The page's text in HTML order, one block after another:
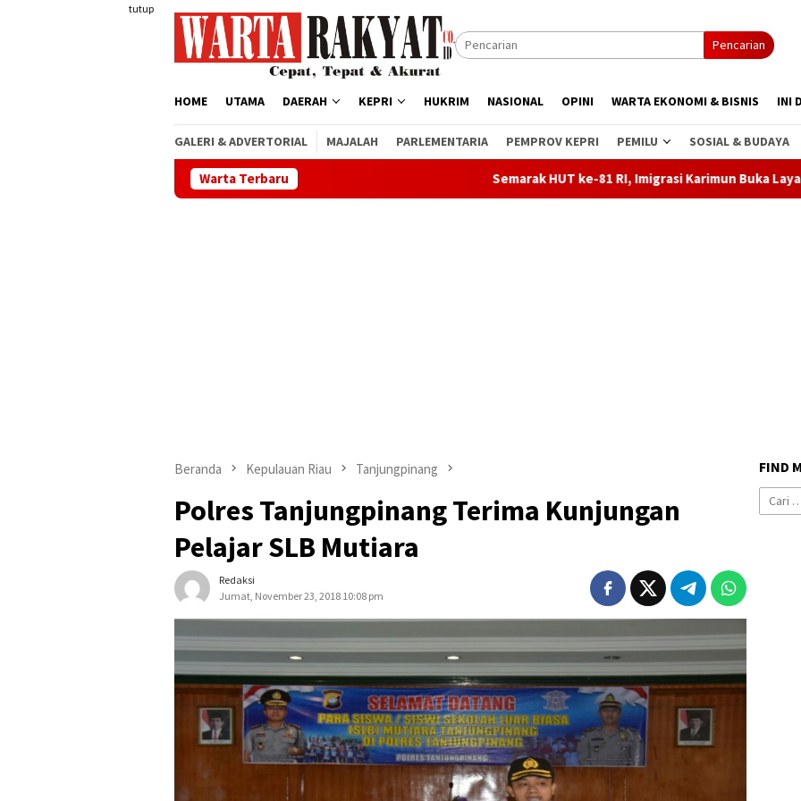
tutup
Pencarian
HOME UTAMA DAERAH KEPRI HUKRIM NASIONAL OPINI WARTA EKONOMI & BISNIS INI
GALERI & ADVERTORIAL MAJALAH PARLEMENTARIA PEMPROV KEPRI PEMILU SOSIAL & BUDAYA
Warta Terbaru Semarak HUT ke-81 RI, Imigrasi Karimun Buka Layanan Pasporia dan Cek
Beranda Kepulauan Riau Tanjungpinang
Polres Tanjungpinang Terima Kunjungan
Pelajar SLB Mutiara
Redaksi
Jumat, November 23, 2018 10:08 pm
FIND
Cari
untuk: